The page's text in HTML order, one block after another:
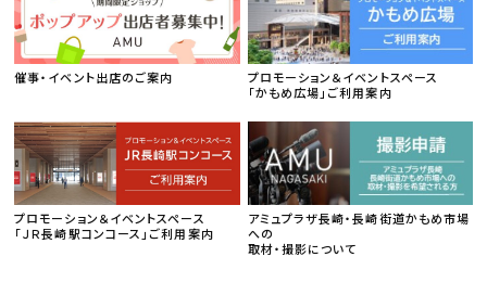
催事・イベント出店のご案内
プロモーション＆イベントスペース
「かもめ広場」ご利用案内
プロモーション＆イベントスペース
「ＪＲ長崎駅コンコース」ご利用案内
アミュプラザ長崎・長崎街道かもめ市場
への
取材・撮影について